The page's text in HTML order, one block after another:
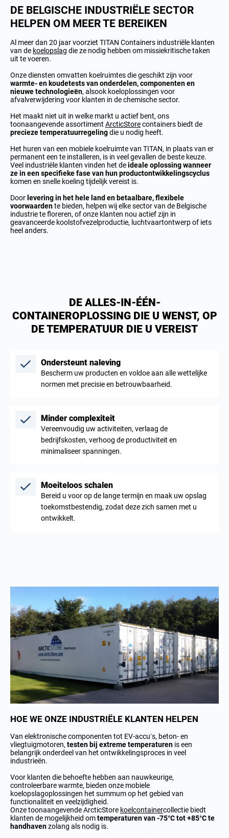
DE BELGISCHE INDUSTRIËLE SECTOR
HELPEN OM MEER TE BEREIKEN
Al meer dan 20 jaar voorziet TITAN Containers industriële klanten
van de koelopslag die ze nodig hebben om missiekritische taken
uit te voeren.
Onze diensten omvatten koelruimtes die geschikt zijn voor
warmte- en koudetests van onderdelen, componenten en
nieuwe technologieën, alsook koeloplossingen voor
afvalverwijdering voor klanten in de chemische sector.
Het maakt niet uit in welke markt u actief bent, ons
toonaangevende assortiment ArcticStorecontainers biedt de
precieze temperatuurregelingdie u nodig heeft.
Het huren van een mobiele koelruimte van TITAN, in plaats van er
permanent een te installeren, is in veel gevallen de beste keuze.
Veel industriële klanten vinden het deideale oplossing wanneer
ze in een specifieke fase van hun productontwikkelingscyclus
komen en snelle koeling tijdelijk vereist is.
Door levering in het hele land en betaalbare, flexibele
voorwaardente bieden, helpen wij elke sector van de Belgische
industrie te floreren, of onze klanten nou actief zijn in
geavanceerde koolstofvezelproductie, luchtvaartontwerp of iets
heel anders.
DE ALLES-IN-ÉÉN-
CONTAINEROPLOSSING DIE U WENST, OP
DE TEMPERATUUR DIE U VEREIST
Ondersteunt naleving
Bescherm uw producten en voldoe aan alle wettelijke
normen met precisie en betrouwbaarheid.
Minder complexiteit
Vereenvoudig uw activiteiten, verlaag de
bedrijfskosten, verhoog de productiviteit en
minimaliseer spanningen.
Moeiteloos schalen
Bereid u voor op de lange termijn en maak uw opslag
toekomstbestendig, zodat deze zich samen met u
ontwikkelt.
HOE WE ONZE INDUSTRIËLE KLANTEN HELPEN
Van elektronische componenten tot EV-accu’s, beton- en
vliegtuigmotoren, testen bij extreme temperaturen is een
belangrijk onderdeel van het ontwikkelingsproces in veel
industrieën.
Voor klanten die behoefte hebben aan nauwkeurige,
controleerbare warmte, bieden onze mobiele
koelopslagoplossingen het summum op het gebied van
functionaliteit en veelzijdigheid.
Onze toonaangevende ArcticStore koelcontainercollectie biedt
klanten de mogelijkheid omtemperaturen van -75°C tot +85°C te
handhavenzolang als nodig is.